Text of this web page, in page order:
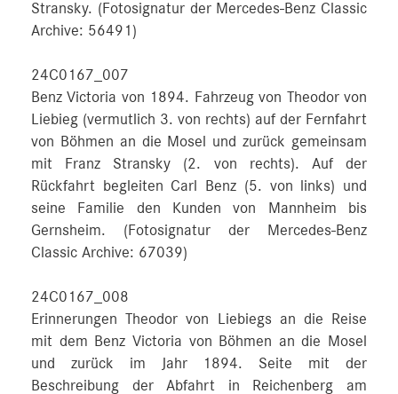
Stransky. (Fotosignatur der Mercedes-Benz Classic
Archive: 56491)
24C0167_007
Benz Victoria von 1894. Fahrzeug von Theodor von
Liebieg (vermutlich 3. von rechts) auf der Fernfahrt
von Böhmen an die Mosel und zurück gemeinsam
mit Franz Stransky (2. von rechts). Auf der
Rückfahrt begleiten Carl Benz (5. von links) und
seine Familie den Kunden von Mannheim bis
Gernsheim. (Fotosignatur der Mercedes-Benz
Classic Archive: 67039)
24C0167_008
Erinnerungen Theodor von Liebiegs an die Reise
mit dem Benz Victoria von Böhmen an die Mosel
und zurück im Jahr 1894. Seite mit der
Beschreibung der Abfahrt in Reichenberg am